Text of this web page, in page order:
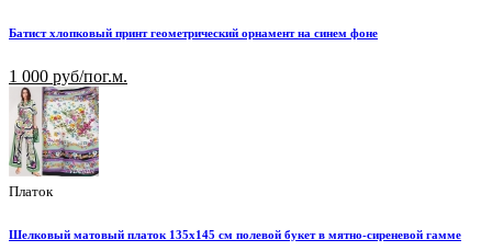
Батист хлопковый принт геометрический орнамент на синем фоне
1 000 руб/пог.м.
Платок
Шелковый матовый платок 135х145 см полевой букет в мятно-сиреневой гамме